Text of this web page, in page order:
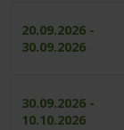
20.09.2026 -
30.09.2026
30.09.2026 -
10.10.2026